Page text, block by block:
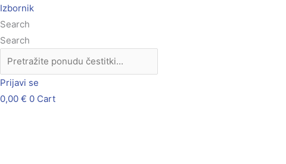
Skip
to
content
Izbornik
Search
Search
Prijavi se
0,00 € 0 Cart
Čestitka
br.
0336
količina